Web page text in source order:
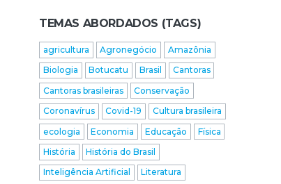
TEMAS ABORDADOS (TAGS)
agricultura Agronegócio
Amazônia
Biologia
Botucatu Brasil
Cantoras
Cantoras brasileiras
Conservação
Coronavírus
Covid-19
Cultura brasileira
ecologia
Economia Educação
Física
História
História do Brasil
Inteligência Artificial
Literatura